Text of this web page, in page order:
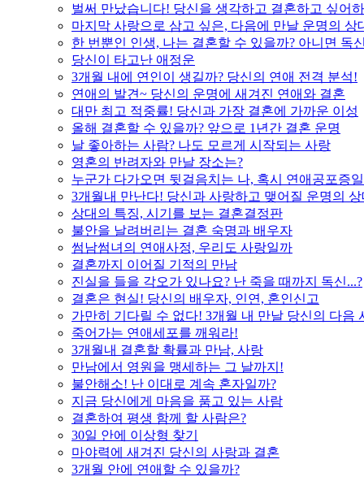
벌써 만났습니다! 당신을 생각하고 결혼하고 싶어
마지막 사랑으로 삼고 싶은, 다음에 만날 운명의 상
한 번뿐인 인생, 나는 결혼할 수 있을까? 아니면 독
당신이 타고난 애정운
3개월 내에 연인이 생길까? 당신의 연애 전격 분석!
연애의 발견~ 당신의 운명에 새겨진 연애와 결혼
대만 최고 적중률! 당신과 가장 결혼에 가까운 이성
올해 결혼할 수 있을까? 앞으로 1년간 결혼 운명
날 좋아하는 사람? 나도 모르게 시작되는 사랑
영혼의 반려자와 만날 장소는?
누군가 다가오면 뒷걸음치는 나, 혹시 연애공포증
3개월내 만난다! 당신과 사랑하고 맺어질 운명의 상
상대의 특징, 시기를 보는 결혼결정판
불안을 날려버리는 결혼 숙명과 배우자
썸남썸녀의 연애사정, 우리도 사랑일까
결혼까지 이어질 기적의 만남
진실을 들을 각오가 있나요? 난 죽을 때까지 독신...?
결혼은 현실! 당신의 배우자, 인연, 혼인신고
가만히 기다릴 수 없다! 3개월 내 만날 당신의 다음
죽어가는 연애세포를 깨워라!
3개월내 결혼할 확률과 만남, 사랑
만남에서 영원을 맹세하는 그 날까지!
불안해소! 난 이대로 계속 혼자일까?
지금 당신에게 마음을 품고 있는 사람
결혼하여 평생 함께 할 사람은?
30일 안에 이상형 찾기
마야력에 새겨진 당신의 사랑과 결혼
3개월 안에 연애할 수 있을까?